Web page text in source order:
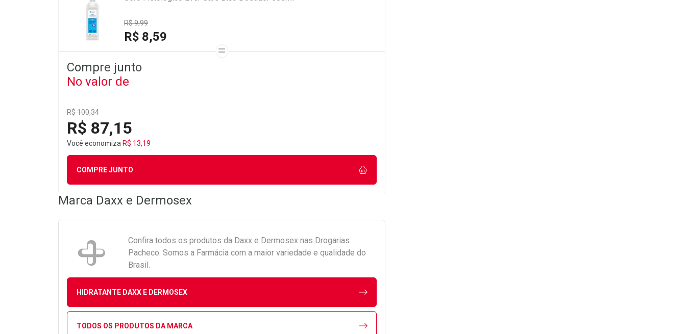
R$ 9,99
R$ 8,59
Compre junto
No valor de
R$ 100,34
R$ 87,15
Você economiza R$ 13,19
COMPRE JUNTO
Marca Daxx e Dermosex
Confira todos os produtos da Daxx e Dermosex nas Drogarias
Pacheco. Somos a Farmácia com a maior variedade e qualidade do
Brasil.
HIDRATANTE DAXX E DERMOSEX
TODOS OS PRODUTOS DA MARCA